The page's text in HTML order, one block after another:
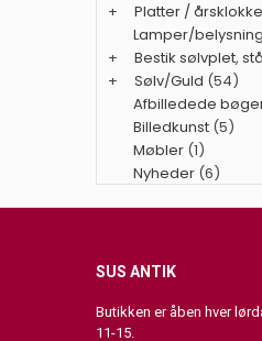
+
Platter /
Lamper/belysning
+
Bestik sølvplet,
+
Sølv/Guld (54)
Afbilledede
Billedkunst (5)
Møbler (1)
Nyheder (6)
SUS ANTIK
Butikken er åben hver
11-15.